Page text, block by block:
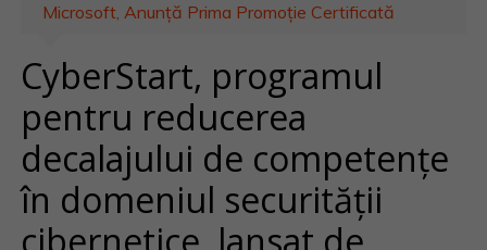
Microsoft, Anunță Prima Promoție Certificată
CyberStart, programul
pentru reducerea
decalajului de competențe
în domeniul securității